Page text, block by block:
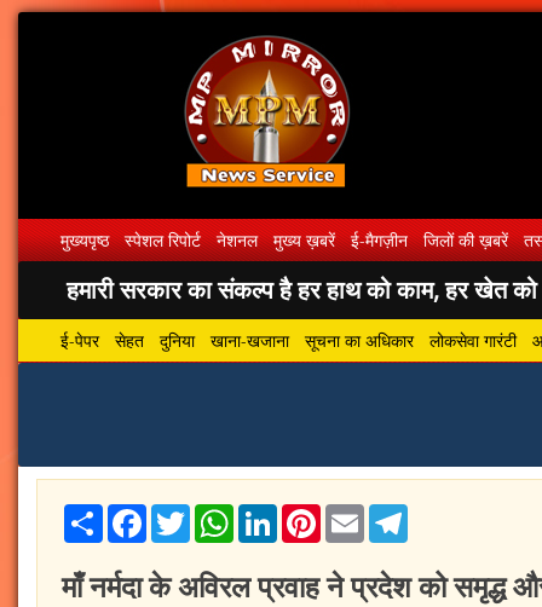
मुख्यपृष्ठ स्पेशल रिपोर्ट नेशनल मुख्य ख़बरें ई-मैगज़ीन जिलों की ख़बरें
हमारी सरकार का संकल्प है हर हाथ को काम, हर खेत को
ई-पेपर सेहत दुनिया खाना-खजाना सूचना का अधिकार लोकसेवा गारंटी
ShareFacebook
TwitterWhatsApp
LinkedInPinterest
Email
माँ नर्मदा के अविरल प्रवाह ने प्रदेश को समृद्ध